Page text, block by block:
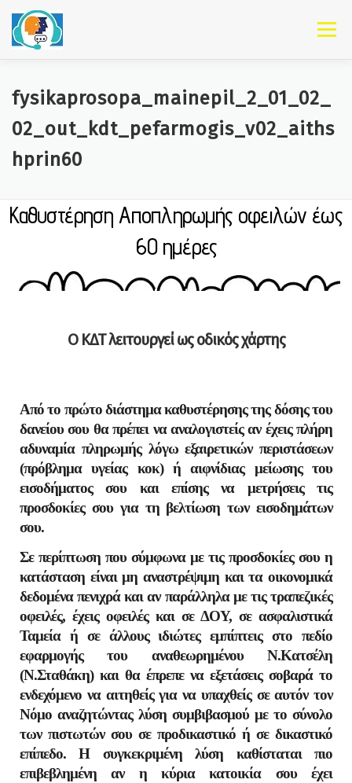
Skip to content
Menu
fysikaprosopa_mainepil_2_01_02_
02_out_kdt_pefarmogis_v02_aiths
hprin60
Καθυστέρηση Αποπληρωμής οφειλών έως
60 ημέρες
"You only live once,
lick the bowl"
Ο ΚΔΤλειτουργείως οδικόςχάρτης
Από το πρώτο διάστημακαθυστέρησης της δόσης του
δανείου σου θα πρέπει να αναλογιστείς αν έχεις πλήρη
αδυναμία πληρωμής λόγω εξαιρετικών περιστάσεων
(πρόβλημα υγείας κοκ) ή αιφνίδιας μείωσης του
εισοδήματος σου και επίσης να μετρήσεις τις
προσδοκίες σου για τη βελτίωση των εισοδημάτων
σου.
Σε περίπτωση που σύμφωνα με τις προσδοκίες σου η
κατάσταση είναι μη αναστρέψιμη και τα οικονομικά
δεδομένα πενιχρά και αν παράλληλα με τις τραπεζικές
οφειλές, έχεις οφειλές και σε ΔΟΥ, σε ασφαλιστικά
Ταμεία ή σε άλλους ιδιώτες εμπίπτεις στο πεδίο
εφαρμογήςτου αναθεωρημένου Ν.Κατσέλη
(Ν.Σταθάκη) και θα έπρεπε να εξετάσεις σοβαρά το
ενδεχόμενο να αιτηθείς για να υπαχθείς σε αυτόν τον
Νόμο αναζητώντας λύση συμβιβασμού με το σύνολο
των πιστωτών σου σε προδικαστικό ή σε δικαστικό
επίπεδο. Η συγκεκριμένη λύση καθίσταται πιο
επιβεβλημένη αν η κύρια κατοικία σου έχει